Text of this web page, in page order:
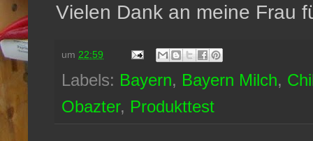
Vielen Dank an meine Frau
um 22:59
Labels: Bayern, Bayern Milch,
Obazter, Produkttest